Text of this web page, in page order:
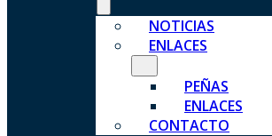
NOTICIAS
ENLACES
PEÑAS
ENLACES
CONTACTO